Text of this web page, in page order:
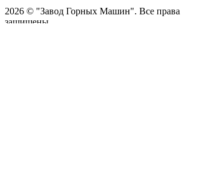
2026 © "Завод Горных Машин". Все права
защищены